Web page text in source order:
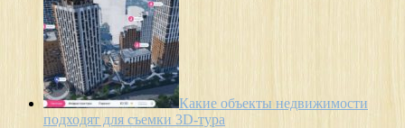
Какие объекты недвижимости
подходят для съемки 3D-тура